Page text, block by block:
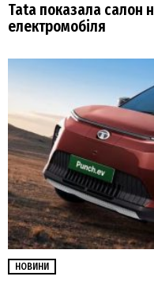
Tata показала салон
електромобіля
НОВИНИ